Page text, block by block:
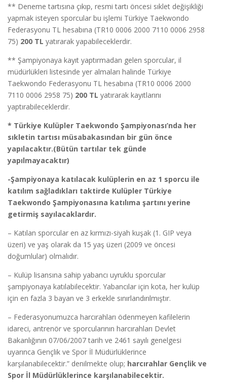
** Deneme tartısına çıkıp, resmi tartı öncesi sıklet değişikliği
yapmak isteyen sporcular bu işlemi Türkiye Taekwondo
Federasyonu TL hesabına (TR10 0006 2000 7110 0006 2958
75) 200 TL yatırarak yapabileceklerdir.
** Şampiyonaya kayıt yaptırmadan gelen sporcular, il
müdürlükleri listesinde yer almaları halinde Türkiye
Taekwondo Federasyonu TL hesabına (TR10 0006 2000
7110 0006 2958 75) 200 TL yatırarak kayıtlarını
yaptırabileceklerdir.
* Türkiye Kulüpler Taekwondo Şampiyonası’nda her
sıkletin tartısı müsabakasından bir gün önce
yapılacaktır.(Bütün tartılar tek günde
yapılmayacaktır)
-Şampiyonaya katılacak kulüplerin en az 1 sporcu ile
katılım sağladıkları taktirde Kulüpler Türkiye
Taekwondo Şampiyonasına katılıma şartını yerine
getirmiş sayılacaklardır.
– Katılan sporcular en az kırmızı-siyah kuşak (1. GIP veya
üzeri) ve yaş olarak da 15 yaş üzeri (2009 ve öncesi
doğumlular) olmalıdır.
– Kulüp lisansına sahip yabancı uyruklu sporcular
şampiyonaya katılabilecektir. Yabancılar için kota, her kulüp
için en fazla 3 bayan ve 3 erkekle sınırlandırılmıştır.
– Federasyonumuzca harcırahları ödenmeyen kafilelerin
idareci, antrenör ve sporcularının harcırahları Devlet
Bakanlığının 07/06/2007 tarih ve 2461 sayılı genelgesi
uyarınca Gençlik ve Spor İl Müdürlüklerince
karşılanabilecektir.” denilmekte olup; harcırahlar Gençlik ve
Spor İl Müdürlüklerince karşılanabilecektir.